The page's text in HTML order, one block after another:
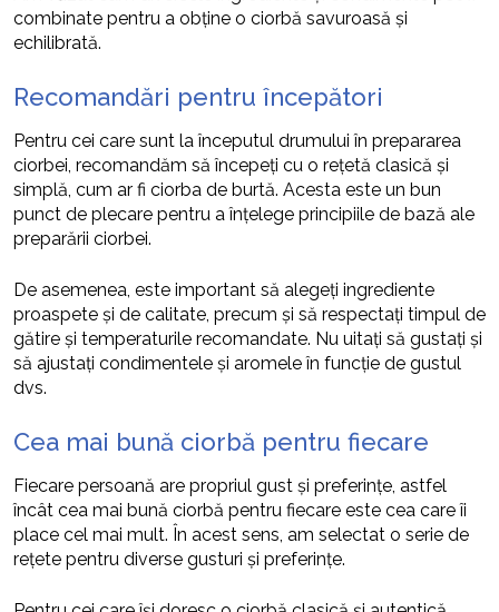
combinate pentru a obține o ciorbă savuroasă și
echilibrată.
Recomandări pentru începători
Pentru cei care sunt la începutul drumului în prepararea
ciorbei, recomandăm să începeți cu o rețetă clasică și
simplă, cum ar fi ciorba de burtă. Acesta este un bun
punct de plecare pentru a înțelege principiile de bază ale
preparării ciorbei.
De asemenea, este important să alegeți ingrediente
proaspete și de calitate, precum și să respectați timpul de
gătire și temperaturile recomandate. Nu uitați să gustați și
să ajustați condimentele și aromele în funcție de gustul
dvs.
Cea mai bună ciorbă pentru fiecare
Fiecare persoană are propriul gust și preferințe, astfel
încât cea mai bună ciorbă pentru fiecare este cea care îi
place cel mai mult. În acest sens, am selectat o serie de
rețete pentru diverse gusturi și preferințe.